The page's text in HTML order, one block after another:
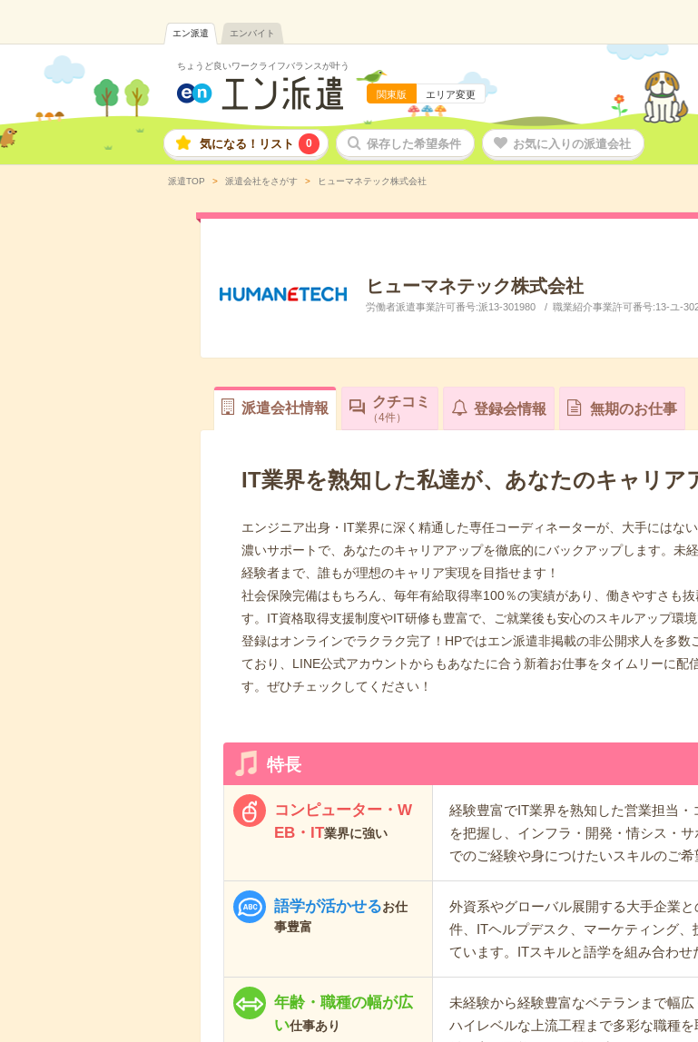
エン派遣 エンバイト
ちょうど良いワークライフバランスが叶う
関東版 エリア変更
気になる！リスト 0 保存した希望条件 お気に入りの派遣会社
派遣TOP 派遣会社をさがす ヒューマネテック株式会社
ヒューマネテック株式会社
労働者派遣事業許可番号:派13-301980 職業紹介事業許可番号:13-ユ-
派遣会社情報 クチコミ
4件
登録会情報 無期のお仕事
IT業界を熟知した私達が、あなたのキャリア
エンジニア出身・IT業界に深く精通した専任コーディネーターが、大手にはな
濃いサポートで、あなたのキャリアアップを徹底的にバックアップします。未
経験者まで、誰もが理想のキャリア実現を目指せます！
社会保険完備はもちろん、毎年有給取得率100％の実績があり、働きやすさも抜
す。IT資格取得支援制度やIT研修も豊富で、ご就業後も安心のスキルアップ環境
登録はオンラインでラクラク完了！HPではエン派遣非掲載の非公開求人を多数
ており、LINE公式アカウントからもあなたに合う新着お仕事をタイムリーに配
す。ぜひチェックしてください！
特長
コンピューター・W
EB・IT業界に強い
経験豊富でIT業界を熟知した営業担当
を把握し、インフラ・開発・情シス・
でのご経験や身につけたいスキルのご
語学が活かせるお仕
事豊富
外資系やグローバル展開する大手企業
件、ITヘルプデスク、マーケティング
ています。ITスキルと語学を組み合わせ
年齢・職種の幅が広
い仕事あり
未経験から経験豊富なベテランまで幅
ハイレベルな上流工程まで多彩な職種